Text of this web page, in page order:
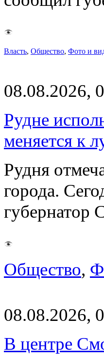
Власть, Общество, Фото и
08.08.2026,
Рудне
меняется к
Рудня
города.
губернатор
Общество,
08.08.2026,
В центре